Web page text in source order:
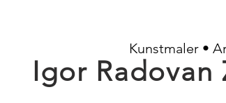
Igor Radovan
Kunstmaler •